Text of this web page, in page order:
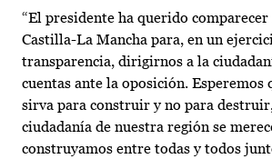
“El presidente ha querido comparecer
Castilla-La Mancha para, en un
transparencia, dirigirnos a la
cuentas ante la oposición. Esperemos
sirva para construir y no para
ciudadanía de nuestra región se
construyamos entre todas y todos